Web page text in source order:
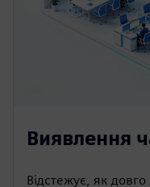
Виявлення
Відстежує, як